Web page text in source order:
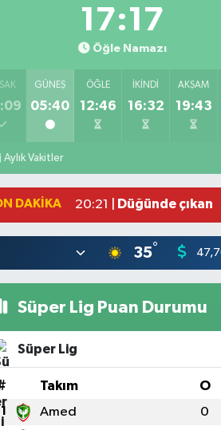
17:15
Öğle Namazı
GÜNEŞ
05:40
ÖĞLE
12:46
İKINDI
16:32
AKŞAM
19:43
Aylık Vakitler
DAKIKA
10:39 |
Bahçede
20:21 |
Düğünde çıkan
35°
Süper Lig Puan Durumu
Süper Lig
Takım O
1 Amed 0